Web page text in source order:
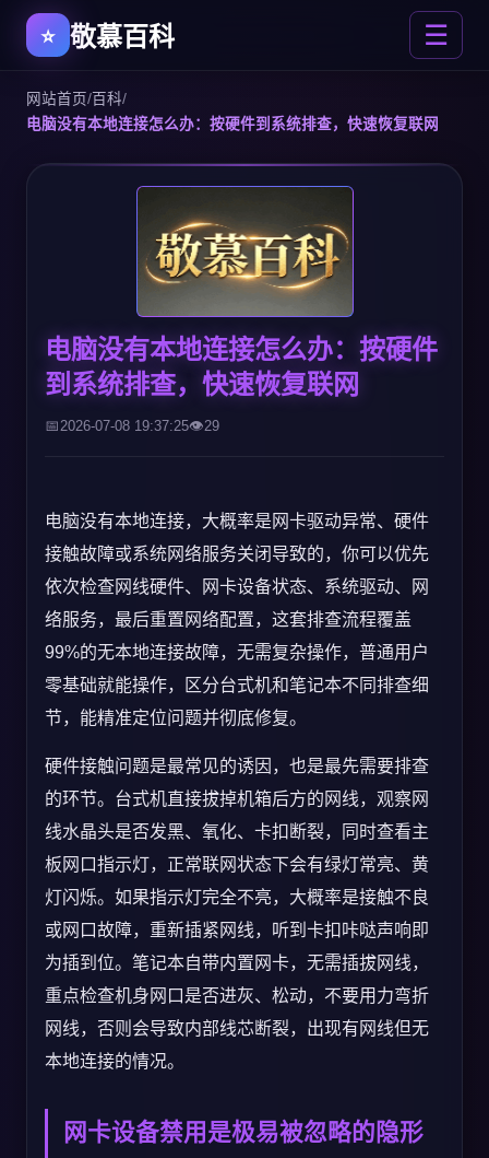
敬慕百科 ☰
网站首页/百科/
电脑没有本地连接怎么办：按硬件到系统排查，快速恢复联网
电脑没有本地连接怎么办：按硬件
到系统排查，快速恢复联网
2026-07-08 19:37:25 29
电脑没有本地连接，大概率是网卡驱动异常、硬件
接触故障或系统网络服务关闭导致的，你可以优先
依次检查网线硬件、网卡设备状态、系统驱动、网
络服务，最后重置网络配置，这套排查流程覆盖
99%的无本地连接故障，无需复杂操作，普通用户
零基础就能操作，区分台式机和笔记本不同排查细
节，能精准定位问题并彻底修复。
硬件接触问题是最常见的诱因，也是最先需要排查
的环节。台式机直接拔掉机箱后方的网线，观察网
线水晶头是否发黑、氧化、卡扣断裂，同时查看主
板网口指示灯，正常联网状态下会有绿灯常亮、黄
灯闪烁。如果指示灯完全不亮，大概率是接触不良
或网口故障，重新插紧网线，听到卡扣咔哒声响即
为插到位。笔记本自带内置网卡，无需插拔网线，
重点检查机身网口是否进灰、松动，不要用力弯折
网线，否则会导致内部线芯断裂，出现有网线但无
本地连接的情况。
网卡设备禁用是极易被忽略的隐形